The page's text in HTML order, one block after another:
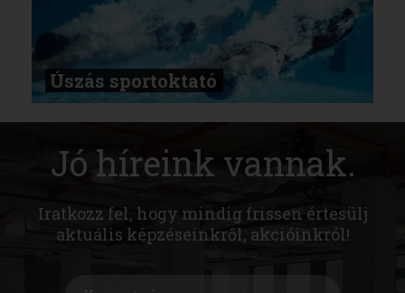
Úszás sportoktató
Jó híreink vannak.
Iratkozz fel, hogy mindig frissen értesülj
aktuális képzéseinkről, akcióinkról!